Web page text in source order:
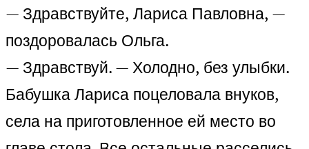
— Здравствуйте, Лариса Павловна, —
поздоровалась Ольга.
— Здравствуй. — Холодно, без улыбки.
Бабушка Лариса поцеловала внуков,
села на приготовленное ей место во